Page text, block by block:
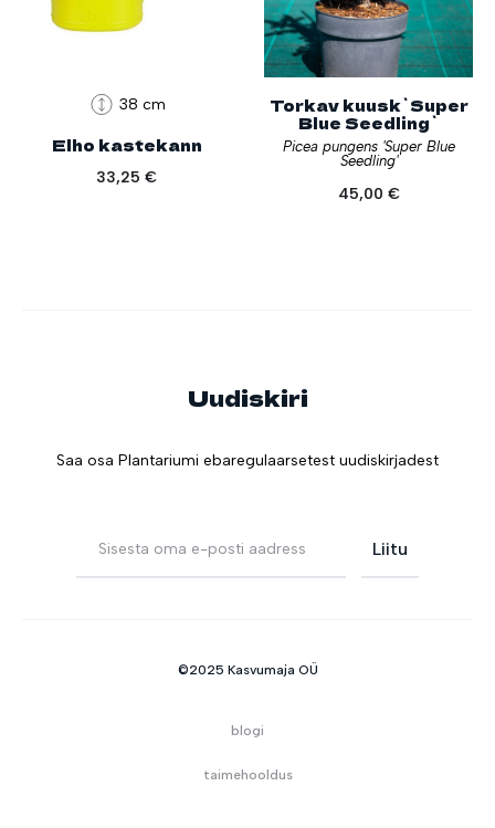
38 cm
Elho kastekann
33,25 €
Torkav kuusk`Super
Blue Seedling`
Picea pungens 'Super Blue
Seedling'
45,00 €
Uudiskiri
Saa osa Plantariumi ebaregulaarsetest uudiskirjadest
©2025 Kasvumaja OÜ
blogi
taimehooldus